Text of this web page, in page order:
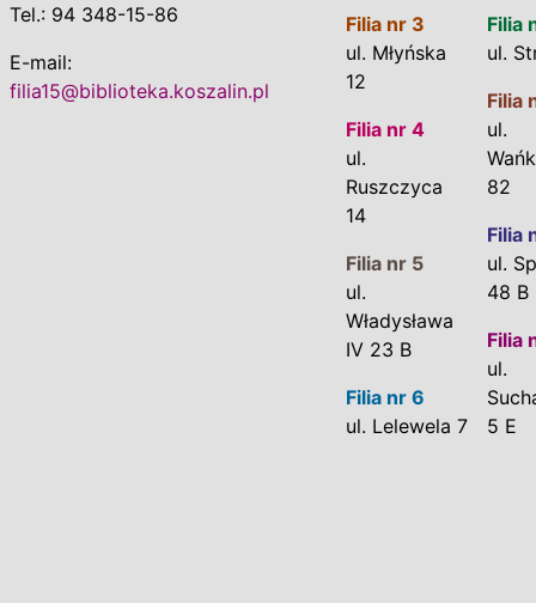
Tel.: 94 348-15-86
E-mail:
filia15@biblioteka.koszalin.pl
Filia nr 3
ul. Młyńska
12
Filia nr 4
ul.
Ruszczyca
14
Filia nr 5
ul.
Władysława
IV 23 B
Filia nr 6
ul. Lelewela 7
Filia
ul.
Filia
ul.
82
Filia
ul.
48 B
Filia
ul.
5 E